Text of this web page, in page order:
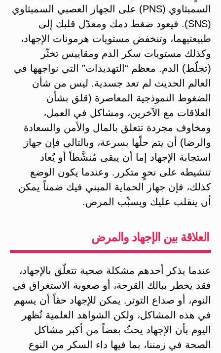
السمبثاوي (PNS) على الجهاز العصبي السمبثاوي
(SNS). فيعود ضغط دمك ومعدّل قلبك إلى
طبيعتيهما، وتنخفض مستويات هرمونات الإجهاد،
وكذلك مستويات سكر الدم ومقاييس تخثّر
(تجلّط) الدم. معظم “التهديدات” التي نواجهها في
العالم الحديث لم تعد جسدية. ليس من شأن
الضغوط النموذجية المعاصرة (قلق بشأن
العلاقات مع الآخرين، ومشاكل في العمل،
ومخاوف مجردة تتعلق بالمال والأمن والسعادة
والرضا) أن يتم حلّها بسرعة، وبالتالي فإن جهاز
استجابة الإجهاد إما أن يبقى مُنشَّطاً أو يُعاد
تنشيطه على نحوٍ متكرر. وعندما يكون الوضع
كذلك، فإن جهاز الحماية المبني فيك ضمناً يمكن
أن ينقلب عليك ويسبِّب المرض.
العلاقة بين الإجهاد والمرض
عندما يذكر أحدهم مشكلة صحية تتعلّق بالإجهاد،
فقد يخطر ببالك القرحة، أو صعوبة الاستغراق في
النوم، أو صداع التوتر. يمكن للإجهاد حقاً أن يسهم
في هذه المشاكل، ولكن الشواهد العلمية تُظهر
اليوم بأن الإجهاد يحثّ بعضاً من أكبر مشاكل
الصحة في زمننا، بما فيها داء السكر من النوع